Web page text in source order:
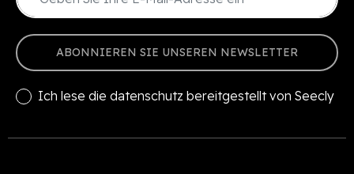
ABONNIEREN SIE UNSEREN NEWSLETTER
Ich lese die datenschutz bereitgestellt von Seecly